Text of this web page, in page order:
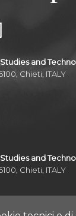
and
Chieti, ITALY
and
Chieti, ITALY